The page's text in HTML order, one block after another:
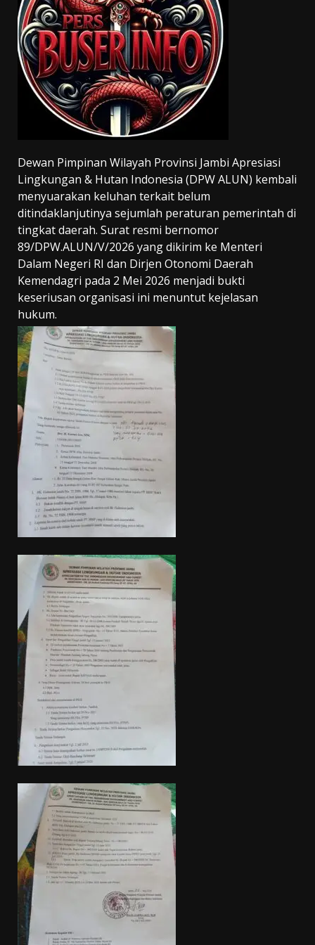
Dewan Pimpinan Wilayah Provinsi Jambi Apresiasi
Lingkungan & Hutan Indonesia (DPW ALUN) kembali
menyuarakan keluhan terkait belum
ditindaklanjutinya sejumlah peraturan pemerintah di
tingkat daerah. Surat resmi bernomor
89/DPW.ALUN/V/2026 yang dikirim ke Menteri
Dalam Negeri RI dan Dirjen Otonomi Daerah
Kemendagri pada 2 Mei 2026 menjadi bukti
keseriusan organisasi ini menuntut kejelasan
hukum.